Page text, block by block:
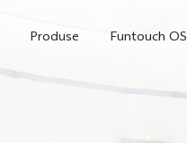
Produse Funtouch OS